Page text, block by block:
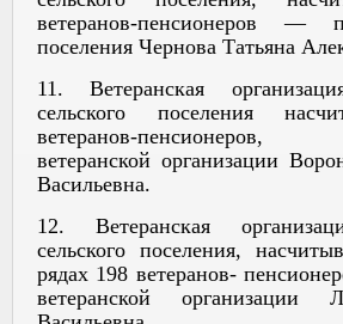
ветеранов-пенсионеров —
поселения Чернова Татьяна
11. Ветеранская
сельского поселения
ветеранов-пенсионеров,
ветеранской организации
Васильевна.
12. Ветеранская
сельского поселения,
рядах 198 ветеранов-
ветеранской организации